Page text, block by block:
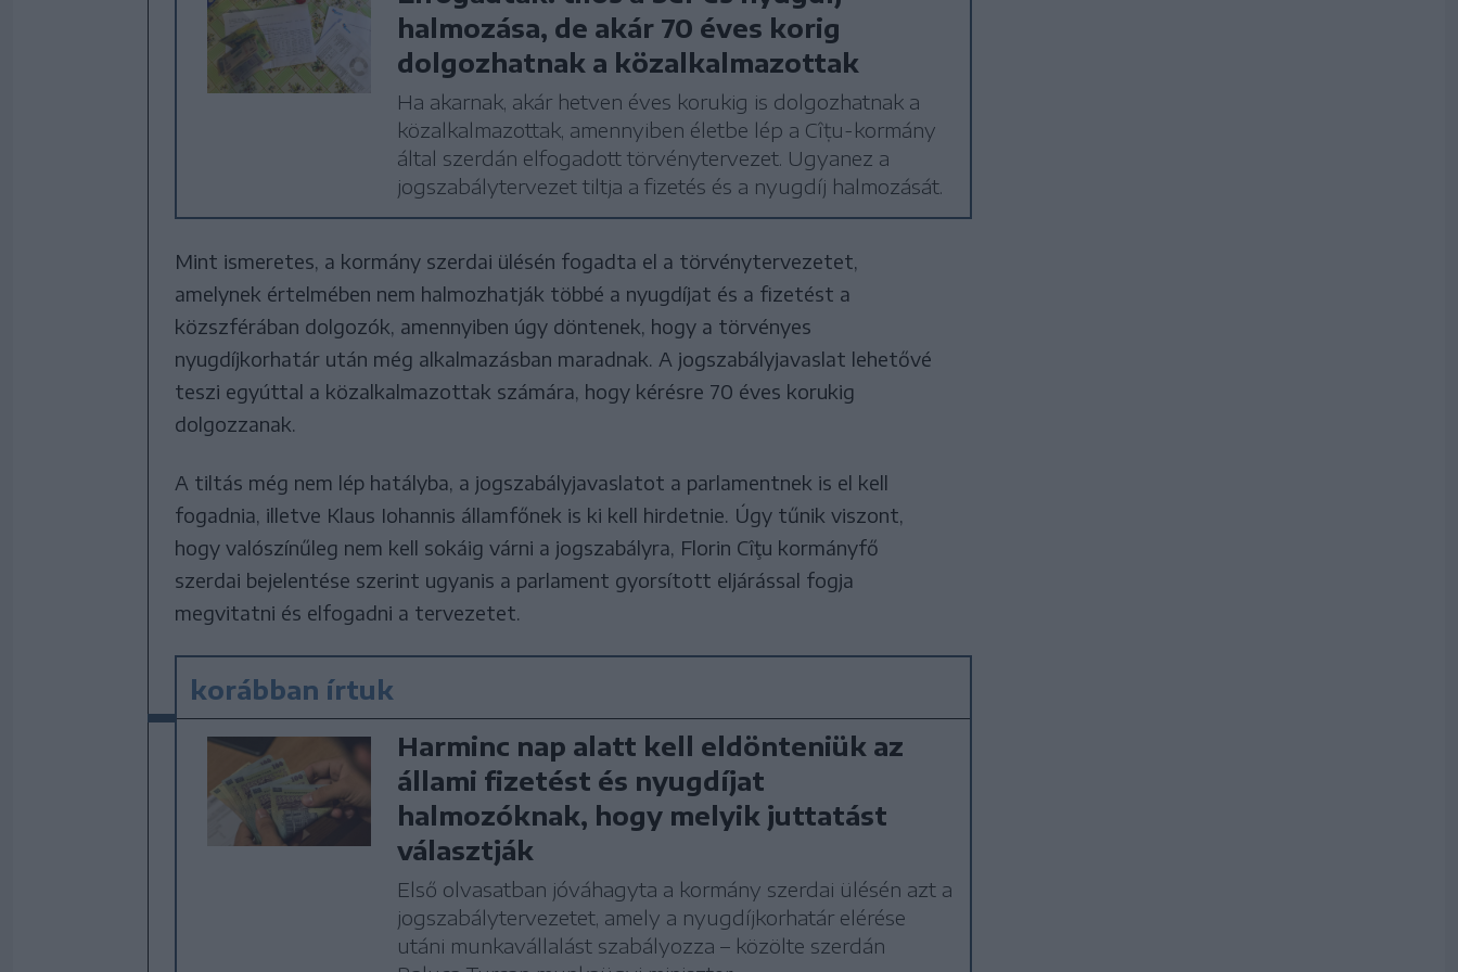
halmozása, de akár 70 éves korig
dolgozhatnak a közalkalmazottak
Ha akarnak, akár hetven éves korukig is dolgozhatnak a
közalkalmazottak, amennyiben életbe lép a Cîțu-kormány
által szerdán elfogadott törvénytervezet. Ugyanez a
jogszabálytervezet tiltja a fizetés és a nyugdíj halmozását.
Mint ismeretes, a kormány szerdai ülésén fogadta el a törvénytervezetet,
amelynek értelmében nem halmozhatják többé a nyugdíjat és a fizetést a
közszférában dolgozók, amennyiben úgy döntenek, hogy a törvényes
nyugdíjkorhatár után még alkalmazásban maradnak. A jogszabályjavaslat lehetővé
teszi egyúttal a közalkalmazottak számára, hogy kérésre 70 éves korukig
dolgozzanak.
A tiltás még nem lép hatályba, a jogszabályjavaslatot a parlamentnek is el kell
fogadnia, illetve Klaus Iohannis államfőnek is ki kell hirdetnie. Úgy tűnik viszont,
hogy valószínűleg nem kell sokáig várni a jogszabályra, Florin Cîţu kormányfő
szerdai bejelentése szerint ugyanis a parlament gyorsított eljárással fogja
megvitatni és elfogadni a tervezetet.
korábban írtuk
Harminc nap alatt kell eldönteniük az
állami fizetést és nyugdíjat
halmozóknak, hogy melyik juttatást
választják
Első olvasatban jóváhagyta a kormány szerdai ülésén azt a
jogszabálytervezetet, amely a nyugdíjkorhatár elérése
utáni munkavállalást szabályozza – közölte szerdán